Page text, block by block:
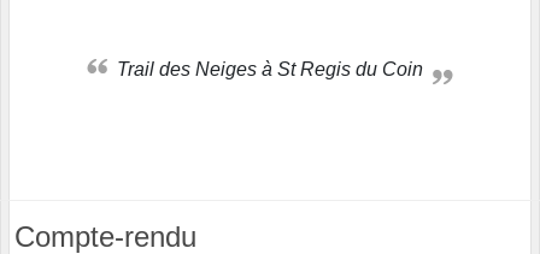
Trail des Neiges à St Regis du Coin
Compte-rendu